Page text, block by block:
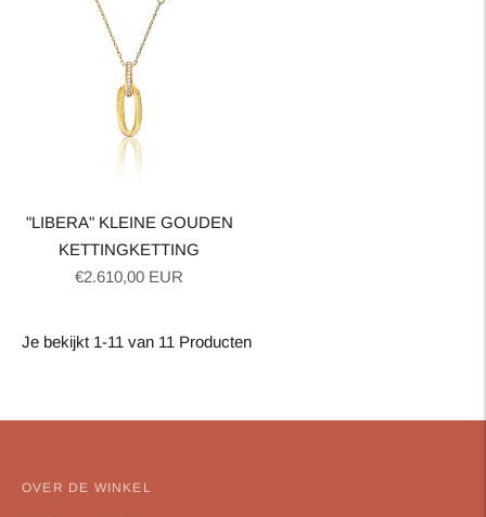
"LIBERA" KLEINE GOUDEN
KETTINGKETTING
Normale
€2.610,00 EUR
Je bekijkt 1-11 van 11 Producten
OVER DE WINKEL